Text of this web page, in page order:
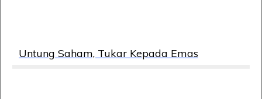
Untung Saham, Tukar Kepada Emas